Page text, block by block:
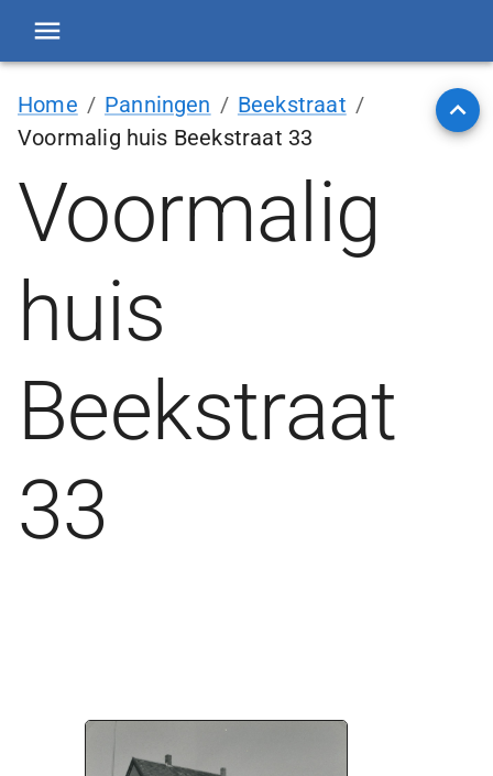
Home / Panningen / Beekstraat /
Voormalig huis Beekstraat 33
Voormalig
huis
Beekstraat
33